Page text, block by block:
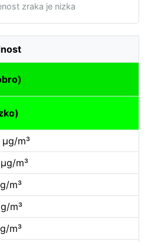
zraka je nizka
µg/m³
m³
m³
m³
m³